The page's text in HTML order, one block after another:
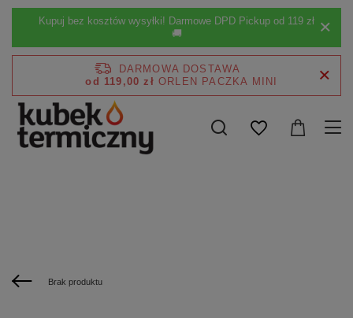
Kupuj bez kosztów wysyłki! Darmowe DPD Pickup od 119 zł
🚚
DARMOWA DOSTAWA
od 119,00 zł
Brak produktu